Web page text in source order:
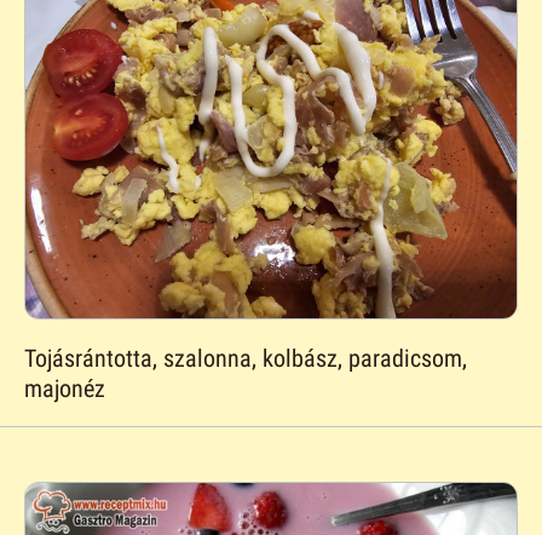
Tojásrántotta, szalonna, kolbász, paradicsom,
majonéz